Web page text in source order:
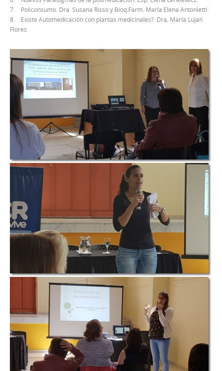
7. Policonsumo. Dra. Susana Risso y Bioq.Farm. María Elena Antonietti.
8. Existe Automedicación con plantas medicinales?. Dra. María Lujan
Flores.